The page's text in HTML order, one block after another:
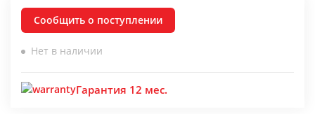
Сообщить о поступлении
Нет в наличии
Гарантия 12 мес.